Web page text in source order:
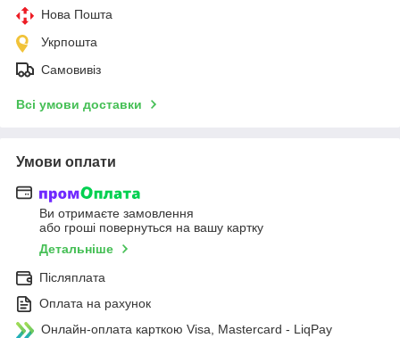
Нова Пошта
Укрпошта
Самовивіз
Всі умови доставки
Умови оплати
Ви отримаєте замовлення
або гроші повернуться на вашу картку
Детальніше
Післяплата
Оплата на рахунок
Онлайн-оплата карткою Visa, Mastercard - LiqPay